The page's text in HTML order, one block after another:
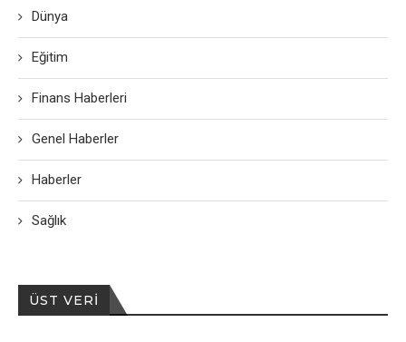
Dünya
Eğitim
Finans Haberleri
Genel Haberler
Haberler
Sağlık
ÜST VERI